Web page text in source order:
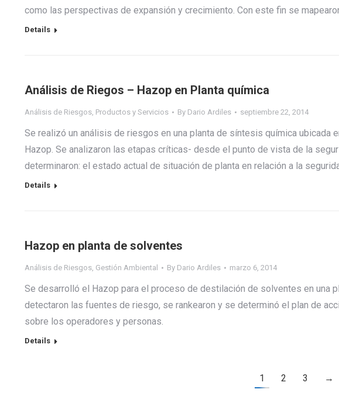
como las perspectivas de expansión y crecimiento. Con este fin se
Details
Análisis de Riegos – Hazop en Planta química
Análisis de Riesgos, Productos y Servicios By Dario Ardiles septiembre 22, 2014
Se realizó un análisis de riesgos en una planta de síntesis química ubicada
Hazop. Se analizaron las etapas críticas- desde el punto de vista de la
determinaron: el estado actual de situación de planta en relación a la
Details
Hazop en planta de solventes
Análisis de Riesgos, Gestión Ambiental By Dario Ardiles marzo 6, 2014
Se desarrolló el Hazop para el proceso de destilación de solventes en una
detectaron las fuentes de riesgo, se rankearon y se determinó el plan de
sobre los operadores y personas.
Details
1 2 3 →